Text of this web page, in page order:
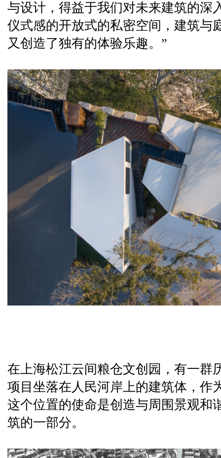
与设计，得益于我们对未来建筑的深
仪式感的开放式的私密空间，建筑与
又创造了独有的体验乐趣。”
在上海松江云间粮仓文创园，有一群
项目坐落在人民河岸上的建筑体，作
这个位置的使命是创造与周围景观和
筑的一部分。